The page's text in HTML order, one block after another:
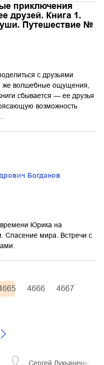
приключения
друзей. Книга 1.
Путешествие №
с друзьями
же волшебные ощущения,
сбывается — ее друзья
возможность
Богданов
Юрика на
Спасение мира. Встречи с
4666
4667
Сергей Лукьяненко